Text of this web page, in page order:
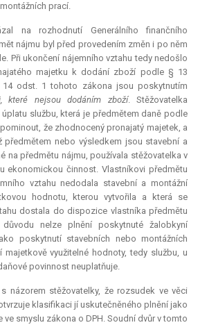
prací.
na rozhodnutí Generálního finančního
nájmu byl před provedením změn i po něm
Při ukončení nájemního vztahu tedy nedošlo
majetku k dodání zboží podle § 13
odst. 1 tohoto zákona jsou poskytnutím
které nejsou dodáním zboží. Stěžovatelka
službu, která je předmětem daně podle
že zhodnocený pronajatý majetek, a
předmětem nebo výsledkem jsou stavební a
na předmětu nájmu, používala stěžovatelka v
ekonomickou činnost. Vlastníkovi předmětu
vztahu nedodala stavební a montážní
hodnotu, kterou vytvořila a která se
dostala do dispozice vlastníka předmětu
nelze plnění poskytnuté žalobkyní
poskytnutí stavebních nebo montážních
využitelné hodnoty, tedy službu, u
povinnost neuplatňuje.
názorem stěžovatelky, že rozsudek ve věci
klasifikaci jí uskutečněného plnění jako
ve smyslu zákona o DPH. Soudní dvůr v tomto